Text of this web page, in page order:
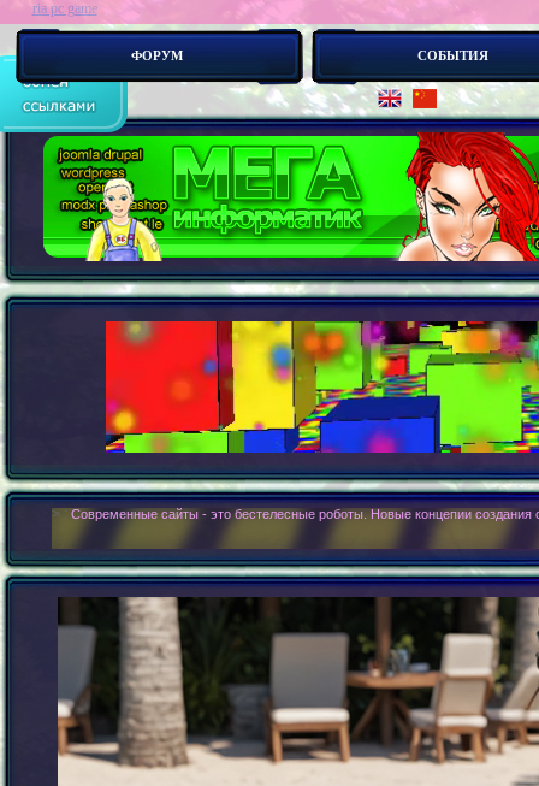
ФОРУМ СОБЫТИЯ
ria pc game
> : Современные сайты - это бестелесные роботы. Новые концепии создания